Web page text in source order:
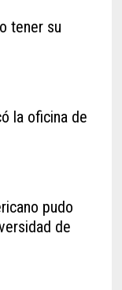
tener su
la oficina de
pudo
de